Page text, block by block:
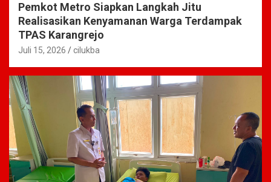
Pemkot Metro Siapkan Langkah Jitu
Realisasikan Kenyamanan Warga Terdampak
TPAS Karangrejo
Juli 15, 2026 cilukba